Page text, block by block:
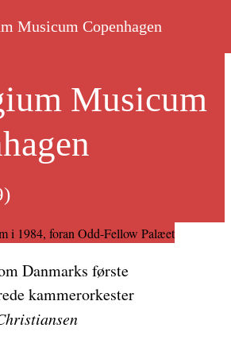
Musicum Copenhagen
Musicum
Danmarks første
kammerorkester